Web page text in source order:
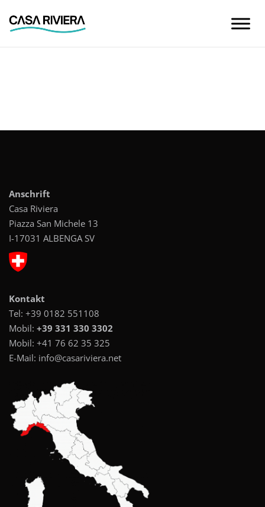
Anschrift
Casa Riviera
Piazza San Michele 13
I-17031 ALBENGA SV
Kontakt
Tel: +39 0182 551108
Mobil: +39 331 330 3302
Mobil: +41 76 62 35 325
E-Mail: info@casariviera.net